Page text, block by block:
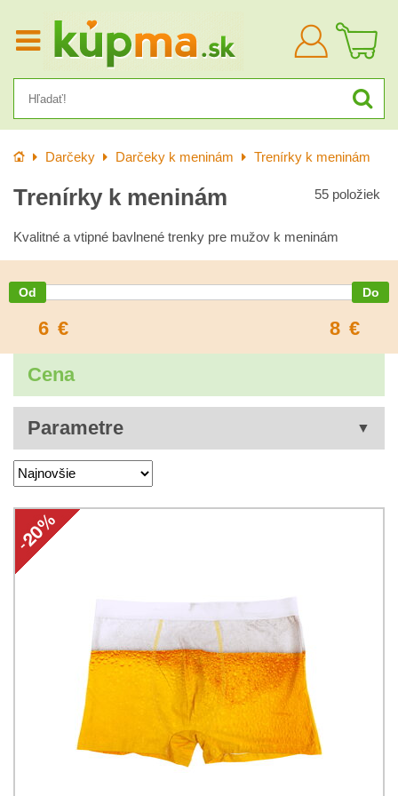
Prihlásiť
sa
Úvod Darčeky Darčeky k meninám Trenírky k meninám
Trenírky k meninám 55 položiek
Kvalitné a vtipné bavlnené trenky pre mužov k meninám
6 € 8 €
Cena
Parametre